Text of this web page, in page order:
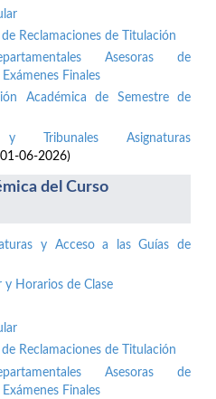
Reclamaciones de Titulación
Asesoras de
Finales
Académica de Semestre de
y Tribunales Asignaturas
06-2026)
del Curso
y Acceso a las Guías de
y Horarios de Clase
Reclamaciones de Titulación
Asesoras de
Finales